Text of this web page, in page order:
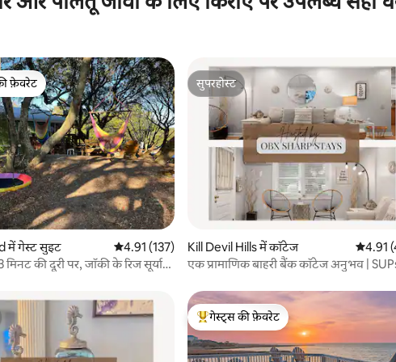
फ़ेवरेट
फ़ेवरेट
में गेस्ट सुइट औसत रेटिंग 5 में से 4.91, 137 समीक्षाएँ
4.91 (137)
की दूरी पर, जॉकी के रिज सूर्यास्त
सुपरहोस्ट
सुपरहोस्ट
Kill Devil Hills में कॉटेज औसत4.91
एक प्रामाणिक बाहरी बैंक कॉटेज अनुभव |
गेस्ट्स का टॉप फ़ेवरेट
गेस्ट्स की फ़ेवरेट